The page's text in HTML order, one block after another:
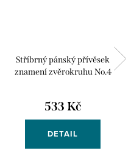
Stříbrný pánský přívěsek
znamení zvěrokruhu No.4
533 Kč
DETAIL